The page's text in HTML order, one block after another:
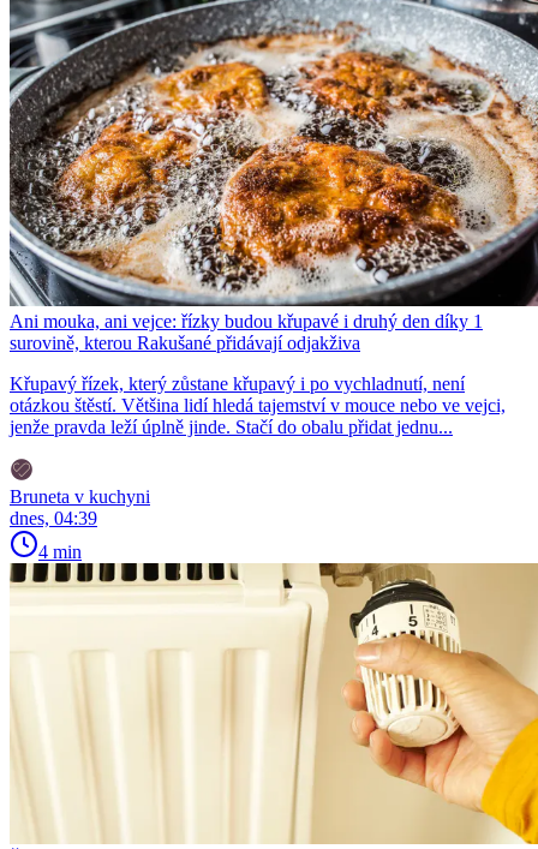
Ani mouka, ani vejce: řízky budou křupavé i druhý den díky 1
surovině, kterou Rakušané přidávají odjakživa
Křupavý řízek, který zůstane křupavý i po vychladnutí, není
otázkou štěstí. Většina lidí hledá tajemství v mouce nebo ve vejci,
jenže pravda leží úplně jinde. Stačí do obalu přidat jednu...
Bruneta v kuchyni
dnes, 04:39
4 min